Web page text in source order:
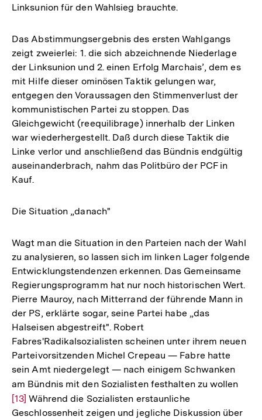
Linksunion für den Wahlsieg brauchte.
Das Abstimmungsergebnis des ersten Wahlgangs
zeigt zweierlei: 1. die sich abzeichnende Niederlage
der Linksunion und 2. einen Erfolg Marchais’, dem es
mit Hilfe dieser ominösen Taktik gelungen war,
entgegen den Voraussagen den Stimmenverlust der
kommunistischen Partei zu stoppen. Das
Gleichgewicht (reequilibrage) innerhalb der Linken
war wiederhergestellt. Daß durch diese Taktik die
Linke verlor und anschließend das Bündnis endgültig
auseinanderbrach, nahm das Politbüro der PCF in
Kauf.
Die Situation „danach"
Wagt man die Situation in den Parteien nach der Wahl
zu analysieren, so lassen sich im linken Lager folgende
Entwicklungstendenzen erkennen. Das Gemeinsame
Regierungsprogramm hat nur noch historischen Wert.
Pierre Mauroy, nach Mitterrand der führende Mann in
der PS, erklärte sogar, seine Partei habe „das
Halseisen abgestreift". Robert
Fabres'Radikalsozialisten scheinen unter ihrem neuen
Parteivorsitzenden Michel Crepeau — Fabre hatte
sein Amt niedergelegt — nach einigem Schwanken
am Bündnis mit den Sozialisten festhalten zu wollen
der
[13] Während die Sozialisten erstaunliche
Geschlossenheit zeigen und jegliche Diskussion über